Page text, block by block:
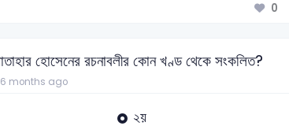
0
হোসেনের রচনাবলীর কোন খণ্ড থেকে সংকলিত?
months ago
২য়